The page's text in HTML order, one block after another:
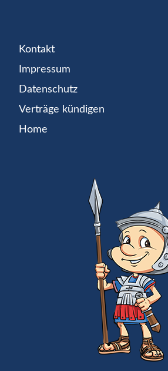
Kontakt
Impressum
Datenschutz
Verträge kündigen
Home